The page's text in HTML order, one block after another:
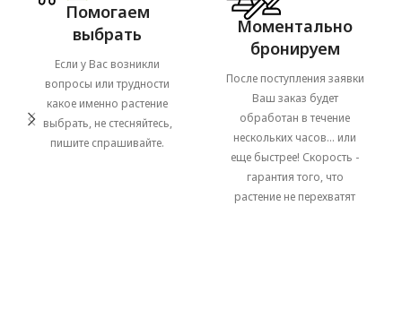
Помогаем
выбрать
Если у Вас возникли
вопросы или трудности
какое именно растение
выбрать, не стесняйтесь,
пишите спрашивайте.
Моментально
бронируем
После поступления заявки
Ваш заказ будет
обработан в течение
нескольких часов... или
еще быстрее! Скорость -
гарантия того, что
растение не перехватят